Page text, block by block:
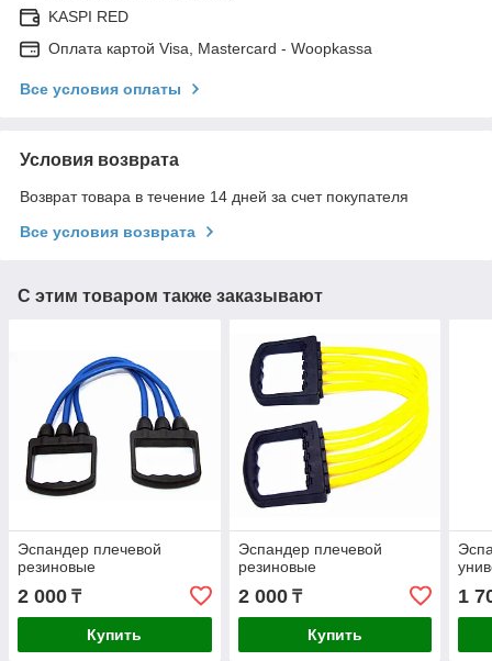
KASPI RED
Оплата картой Visa, Mastercard - Woopkassa
Все условия оплаты
Условия возврата
Возврат товара в течение 14 дней за счет покупателя
Все условия возврата
С этим товаром также заказывают
Эспандер плечевой
резиновые
2 000 ₸
Купить
Эспандер плечевой
резиновые
2 000₸
Купить
1